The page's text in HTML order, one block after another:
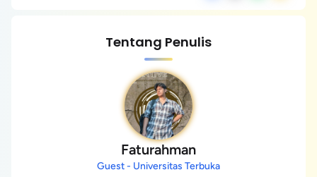
Tentang Penulis
Faturahman
Guest - Universitas Terbuka